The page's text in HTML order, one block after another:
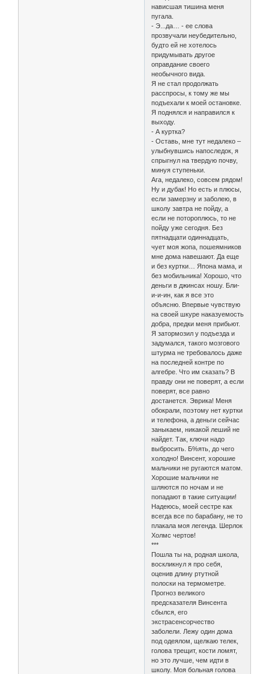
нависшая тишина меня
пугала.
- Э...да… - ее слова
прозвучали неубедительно,
будто ей не хотелось
придумывать другое
оправдание своего
необычного вида.
Я не стал продолжать
расспросы, к тому же мы
подъехали к моей остановке.
Я поднялся и направился к
выходу.
- А куртка?
- Оставь, мне тут недалеко –
улыбнувшись напоследок, я
спрыгнул на твердую почву,
минуя ступеньки.
Ага, недалеко, совсем рядом!
Ну и дубак! Но есть и плюсы,
если замерзну и заболею, в
школу завтра не пойду, а
если не потороплюсь, то не
пойду уже сегодня. Без
пятнадцати одиннадцать,
чует моя жопа, пошеямников
мне дома навешают. Да еще
и без куртки… Япона мама, и
без мобильника! Хорошо, что
деньги в джинсах ношу. Бли-
и-и-ин, как я все это
объясню. Впервые чувствую
на своей шкуре наказуемость
добра, предки меня прибьют.
Я затормозил у подъезда и
задумался, такого мозгового
штурма не требовалось даже
на последней контре по
алгебре. Что им сказать? В
правду они не поверят, а если
поверят, все равно
достанется. Эврика! Меня
обокрали, поэтому нет куртки
и телефона, а деньги сейчас
заныкаем, никакой леший не
найдет. Так, ключи надо
выбросить. Б%ять, до чего
холодно! Винсент, хорошие
мальчики не ругаются матом.
Хорошие мальчики не
шляются по ночам и не
попадают в такие ситуации!
Надеюсь, моей сестре как
всегда все по барабану, не то
плакала моя легенда. Шерлок
Холмс чертов!
***
Пошла ты на, родная школа,
воскликнул я про себя,
оценив длину ртутной
полоски на термометре.
Прогноз великого
предсказателя Винсента
сбылся, его
экстрасенсорчество
заболели. Лежу один дома
под одеялом, щелкаю телек,
голова трещит, кости ломят,
но это лучше, чем идти в
школу. Моя больная голова